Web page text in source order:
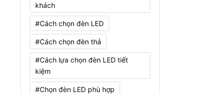
khách
#Cách chọn đèn LED
#Cách chọn đèn thả
#Cách lựa chọn đèn LED tiết
kiệm
#Chọn đèn LED phù hợp